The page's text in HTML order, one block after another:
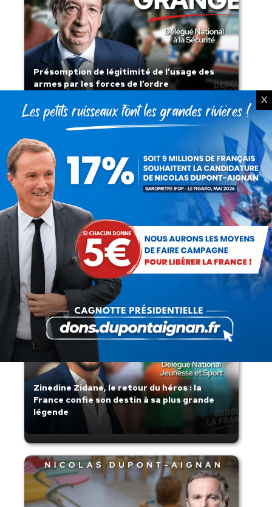
Présomption de légitimité de l’usage des
armes par les forces de l’ordre
Lorsque tout flambe et que l’État
s’affaisse.
Zinedine Zidane, le retour du héros : la
France confie son destin à sa plus grande
légende
X